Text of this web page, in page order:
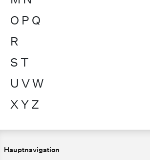
O P Q
R
S T
U V W
X Y Z
Hauptnavigation